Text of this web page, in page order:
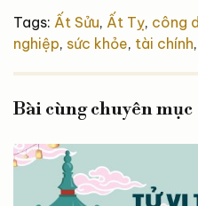
Tags: Ất Sửu, Ất Tỵ, công
nghiệp, sức khỏe, tài chính,
Bài cùng chuyên mục